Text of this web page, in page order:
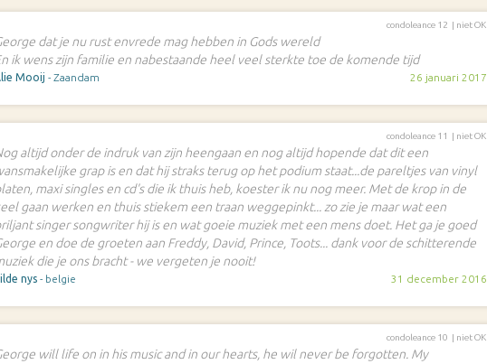
dat je nu rust envrede mag hebben in Gods wereld
ik wens zijn familie en nabestaande heel veel sterkte toe de komende tijd
Mooij - Zaandam 26 januari 2017
condoleance 12 |niet OK
altijd onder de indruk van zijn heengaan en nog altijd hopende dat dit een
grap is en dat hij straks terug op het podium staat...de pareltjes van vinyl
maxi singles en cd's die ik thuis heb, koester ik nu nog meer. Met de krop in de
gaan werken en thuis stiekem een traan weggepinkt... zo zie je maar wat een
singer songwriter hij is en wat goeie muziek met een mens doet. Het ga je goed
en doe de groeten aan Freddy, David, Prince, Toots... dank voor de schitterende
die je ons bracht - we vergeten je nooit!
nys - belgie 31 december 2016
condoleance 11 |niet OK
will life on in his music and in our hearts, he wil never be forgotten. My
condoleance 10 |niet OK